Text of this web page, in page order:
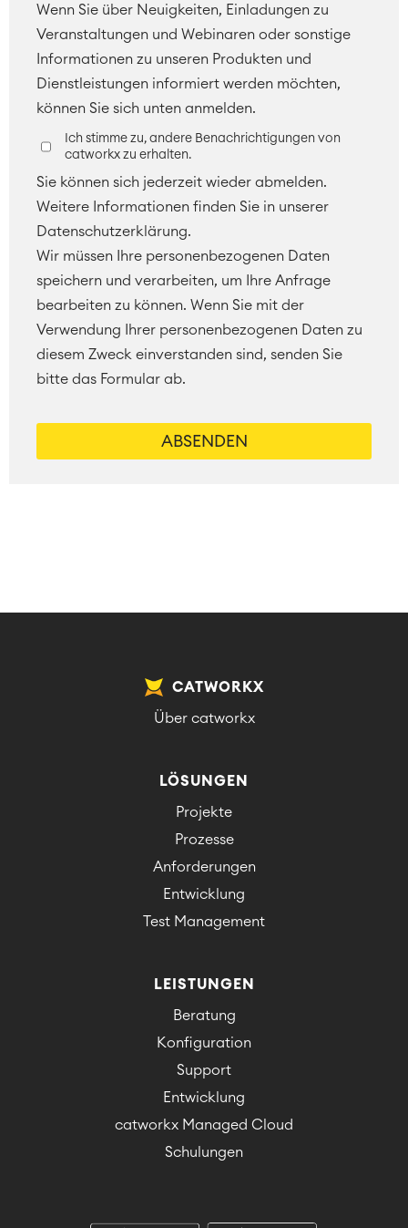
Wenn Sie über Neuigkeiten, Einladungen zu
Veranstaltungen und Webinaren oder sonstige
Informationen zu unseren Produkten und
Dienstleistungen informiert werden möchten,
können Sie sich unten anmelden.
Ich stimme zu, andere Benachrichtigungen von
catworkx zu erhalten.
Sie können sich jederzeit wieder abmelden.
Weitere Informationen finden Sie in unserer
Datenschutzerklärung.
Wir müssen Ihre personenbezogenen Daten
speichern und verarbeiten, um Ihre Anfrage
bearbeiten zu können. Wenn Sie mit der
Verwendung Ihrer personenbezogenen Daten zu
diesem Zweck einverstanden sind, senden Sie
bitte das Formular ab.
CATWORKX
Über catworkx
LÖSUNGEN
Projekte
Prozesse
Anforderungen
Entwicklung
Test Management
LEISTUNGEN
Beratung
Konfiguration
Support
Entwicklung
catworkx Managed Cloud
Schulungen